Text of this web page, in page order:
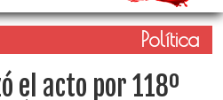
Política
el acto por 118º